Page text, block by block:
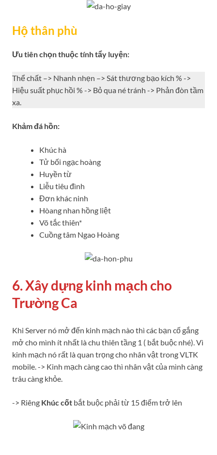
Hộ thân phù
Ưu tiên chọn thuộc tính tẩy luyện:
Thể chất –> Nhanh nhẹn –> Sát thương bạo kích % ->
Hiệu suất phục hồi % -> Bỏ qua né tránh -> Phản đòn tầm
xa.
Khảm đá hồn:
Khúc hà
Tử bối ngạc hoàng
Huyền từ
Liễu tiêu đình
Đơn khác ninh
Hòang nhan hồng liệt
Võ tắc thiên*
Cuồng tâm Ngao Hoàng
6. Xây dựng kinh mạch cho
Trường Ca
Khi Server nó mở đến kinh mạch nào thì các bạn cố gắng
mở cho mình ít nhất là chu thiên tầng 1 ( bắt buộc nhé). Vì
kinh mạch nó rất là quan trọng cho nhân vật trong VLTK
mobile. -> Kinh mạch càng cao thì nhân vật của mình càng
trâu càng khỏe.
-> Riêng Khúc cốt bắt buộc phải từ 15 điểm trở lên